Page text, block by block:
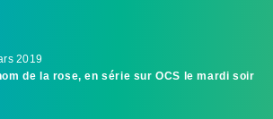
2019
de la rose, en série sur OCS le mardi soir